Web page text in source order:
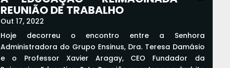
REUNIÃO DE TRABALHO
Out 17, 2022
Hoje decorreu o encontro entre a Senhora
Administradora do Grupo Ensinus, Dra. Teresa Damásio
e o Professor Xavier Aragay, CEO Fundador da